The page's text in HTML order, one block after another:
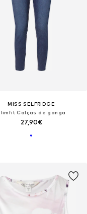
MISS SELFRIDGE
Calças de ganga
27,90€